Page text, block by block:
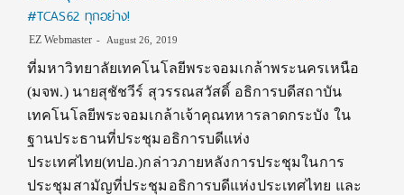
#TCAS62 ทุกอย่าง!
EZ Webmaster August 26, 2019
ที่มหาวิทยาลัยเทคโนโลยีพระจอมเกล้าพระนครเหนือ
(มจพ.) นายสุชัชวีร์ สุวรรณสวัสดิ์ อธิการบดีสถาบัน
เทคโนโลยีพระจอมเกล้าเจ้าคุณทหารลาดกระบัง ใน
ฐานประธานที่ประชุมอธิการบดีแห่ง
ประเทศไทย(ทปอ.)กล่าวภายหลังการประชุมในการ
ประชุมสามัญที่ประชุมอธิการบดีแห่งประเทศไทย และ